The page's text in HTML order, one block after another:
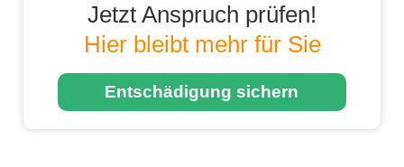
Jetzt Anspruch prüfen!
Hier bleibt mehr für Sie
Entschädigung sichern